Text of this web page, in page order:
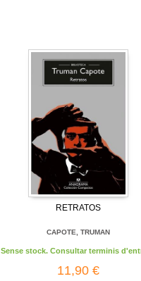
RETRATOS
CAPOTE, TRUMAN
Sense stock. Consultar terminis
11,90 €